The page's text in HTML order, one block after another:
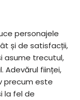
personajele
și de satisfacții,
asume trecutul,
Adevărul ființei,
precum este
la fel de